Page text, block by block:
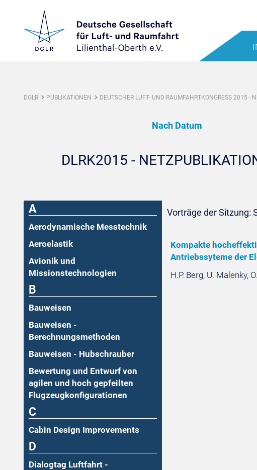
DGLR PUBLIKATIONEN DEUTSCHER LUFT- UND RAUMFAHRTKONGRESS 2015 -
Nach Datum
DLRK2015 -
A
Aerodynamische Messtechnik
Aeroelastik
Avionik und
Missionstechnologien
B
Bauweisen
Bauweisen -
Berechnungsmethoden
Bauweisen - Hubschrauber
Bewertung und Entwurf von
agilen und hoch gepfeilten
Flugzeugkonfigurationen
C
Cabin Design Improvements
D
Dialogtag Luftfahrt -
Vorträge der Sitzung:
Kompakte
Antriebssyteme der
H.P. Berg, U. Malenky,